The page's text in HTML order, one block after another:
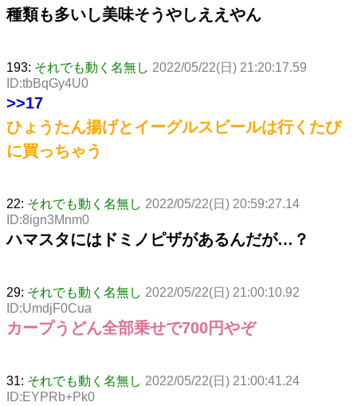
種類も多いし美味そうやしええやん
193: それでも動く名無し 2022/05/22(日) 21:20:17.59
ID:tbBqGy4U0
>>17
ひょうたん揚げとイーグルスビールは行くたび
に買っちゃう
22: それでも動く名無し 2022/05/22(日) 20:59:27.14
ID:8ign3Mnm0
ハマスタにはドミノピザがあるんだが…？
29: それでも動く名無し 2022/05/22(日) 21:00:10.92
ID:UmdjF0Cua
カープうどん全部乗せで700円やぞ
31: それでも動く名無し 2022/05/22(日) 21:00:41.24
ID:EYPRb+Pk0